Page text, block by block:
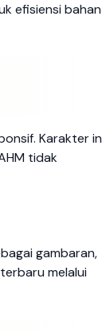
efisiensi bahan
Karakter
tidak
gambaran,
melalui